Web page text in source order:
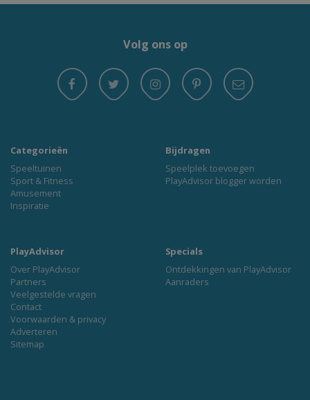
Volg ons op
Categorieën
Speeltuinen
Sport & Fitness
Amusement
Inspiratie
Bijdragen
Speelplek toevoegen
PlayAdvisor blogger worden
PlayAdvisor
Over PlayAdvisor
Partners
Veelgestelde vragen
Contact
Voorwaarden & privacy
Adverteren
Sitemap
Specials
Ontdekkingen van PlayAdvisor
Aanraders